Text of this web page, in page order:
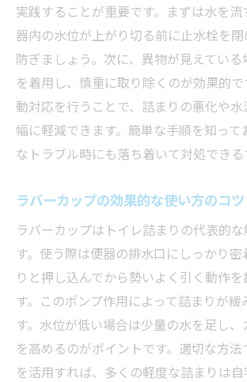
実践することが重要です。まずは水を
器内の水位が上がり切る前に止水栓を
防ぎましょう。次に、異物が見えてい
を着用し、慎重に取り除くのが効果的
動対応を行うことで、詰まりの悪化や
幅に軽減できます。簡単な手順を知って
なトラブル時にも落ち着いて対処できる
ラバーカップの効果的な使い方のコツ
ラバーカップはトイレ詰まりの代表的
す。使う際は便器の排水口にしっかり密
りと押し込んでから勢いよく引く動作
す。このポンプ作用によって詰まりが緩
す。水位が低い場合は少量の水を足し
を高めるのがポイントです。適切な方
を活用すれば、多くの軽度な詰まりは